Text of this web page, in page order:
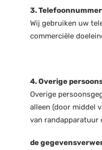
3. Telefoonnummer
Wij gebruiken uw
commerciële
4. Overige
Overige
alleen (door middel
van randapparatuur
de